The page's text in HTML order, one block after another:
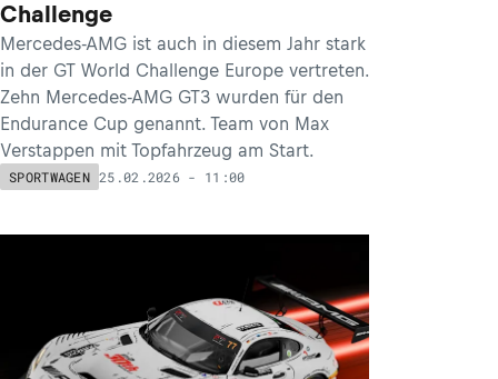
Challenge
Mercedes-AMG ist auch in diesem Jahr stark
in der GT World Challenge Europe vertreten.
Zehn Mercedes-AMG GT3 wurden für den
Endurance Cup genannt. Team von Max
Verstappen mit Topfahrzeug am Start.
SPORTWAGEN 25.02.2026 - 11:00